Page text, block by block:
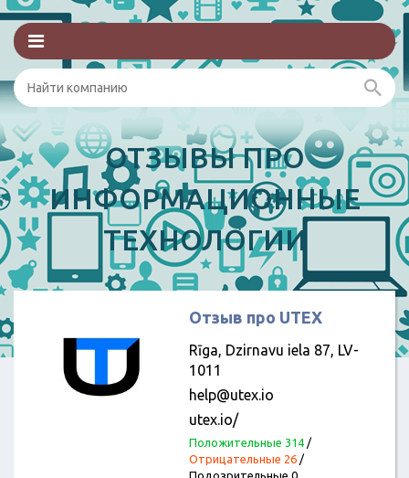
ОТЗЫВЫ ПРО
ИНФОРМАЦИОННЫЕ
ТЕХНОЛОГИИ
Отзыв про UTEX
Rīga, Dzirnavu iela 87, LV-
1011
help@utex.io
utex.io/
Положительные 314/
Отрицательные 26/
Подозрительные 0